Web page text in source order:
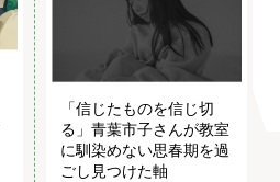
「信じたものを信じ切
る」青葉市子さんが教室
に馴染めない思春期を過
ごし見つけた軸